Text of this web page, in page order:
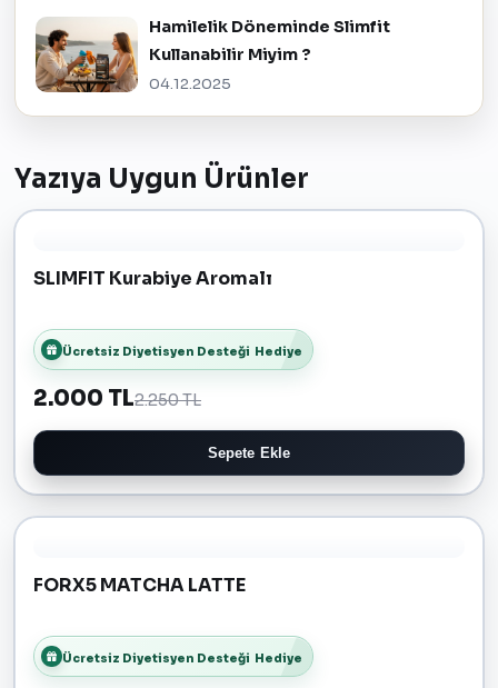
Hamilelik Döneminde Slimfit
Kullanabilir Miyim ?
04.12.2025
Yazıya Uygun Ürünler
SLIMFIT Kurabiye Aromalı
Ücretsiz Diyetisyen Desteği Hediye
2.000 TL2.250 TL
Sepete Ekle
FORX5 MATCHA LATTE
Ücretsiz Diyetisyen Desteği Hediye